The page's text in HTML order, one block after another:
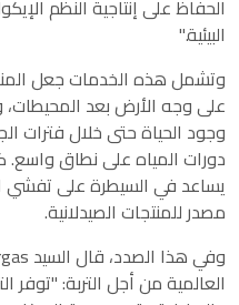
الحفاظ على إنتاجية النظم
البيئية."
وتشمل هذه الخدمات جعل
على وجه الأرض بعد
وجود الحياة حتى خلال فترات
دورات المياه على نطاق واسع.
يساعد في السيطرة على تفشي
مصدر للمنتجات الصيدلانية.
وفي هذا الصدد، قال السيد
العالمية من أجل التربة: "توفر